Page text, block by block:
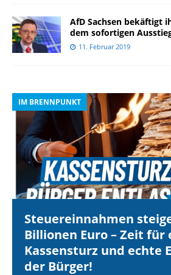
AfD Sachsen bekäftigt
dem sofortigen
11. Februar 2019
IM BRENNPUNKT
Steuereinnahmen
Billionen Euro – Zeit für
Kassensturz und echte
der Bürger!